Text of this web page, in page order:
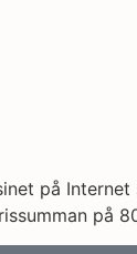
på
på